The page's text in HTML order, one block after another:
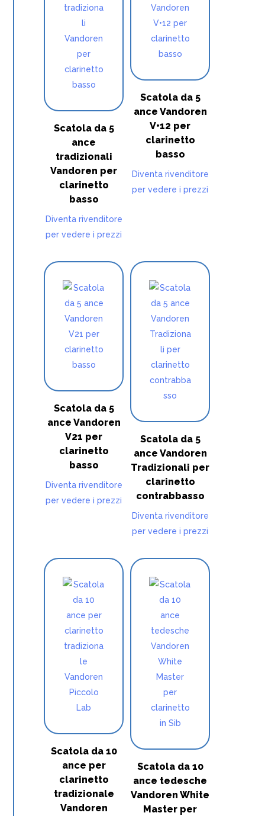
Scatola da 5
ance
tradizionali
Vandoren per
clarinetto
basso
Diventa rivenditore
per vedere i prezzi
Scatola da 5
ance Vandoren
V•12 per
clarinetto
basso
Diventa rivenditore
per vedere i prezzi
Scatola da 5
ance Vandoren
V21 per
clarinetto
basso
Diventa rivenditore
per vedere i prezzi
Scatola da 5
ance Vandoren
Tradizionali per
clarinetto
contrabbasso
Diventa rivenditore
per vedere i prezzi
Scatola da 10
ance per
clarinetto
tradizionale
Vandoren
Scatola da 10
ance tedesche
Vandoren White
Master per